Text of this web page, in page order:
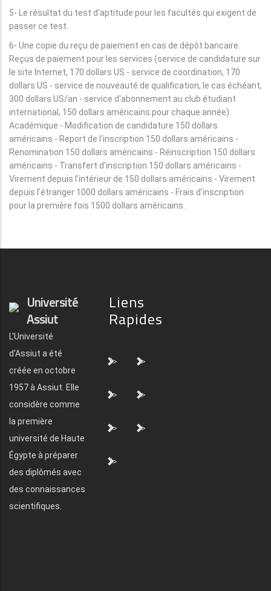
5- Le résultat du test d'aptitude pour les facultés qui exigent de
passer ce test.
6- Une copie du reçu de paiement en cas de dépôt bancaire.
Reçus de paiement pour les services (service de candidature sur
le site Internet, 170 dollars US - service de coordination, 170
dollars US - service de nouveauté de qualification, le cas échéant,
300 dollars US/an - service d'abonnement au club étudiant
international, 150 dollars américains pour chaque année).
Académique - Modification de candidature 150 dollars
américains - Report de l'inscription 150 dollars américains -
Renomination 150 dollars américains - Réinscription 150 dollars
américains - Transfert d'inscription 150 dollars américains -
Virement depuis l'intérieur de 150 dollars américains - Virement
depuis l'étranger 1000 dollars américains - Frais d'inscription
pour la première fois 1500 dollars américains.
Université
Assiut
L'Université
d'Assiut a été
créée en octobre
1957 à Assiut. Elle
considère comme
la première
université de Haute
Égypte à préparer
des diplômés avec
des connaissances
scientifiques.
Liens
Rapides
"> ">
"> ">
"> ">
">